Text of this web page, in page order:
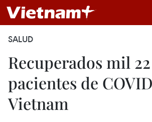
SALUD
Recuperados mil 22
pacientes de
Vietnam